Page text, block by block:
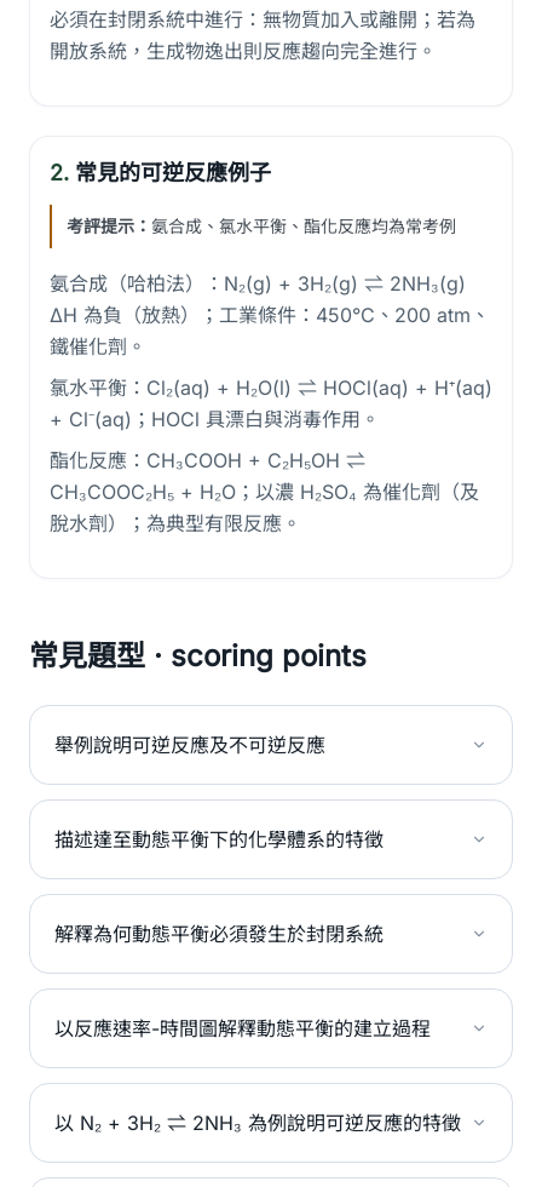
必須在封閉系統中進行：無物質加入或離開；若為
開放系統，生成物逸出則反應趨向完全進行。
2. 常見的可逆反應例子
考評提示： 氨合成、氯水平衡、酯化反應均為常考例
氨合成（哈柏法）：N₂(g) + 3H₂(g) ⇌ 2NH₃(g)
ΔH 為負（放熱）；工業條件：450°C、200 atm、
鐵催化劑。
氯水平衡：Cl₂(aq) + H₂O(l) ⇌ HOCl(aq) + H⁺(aq)
+ Cl⁻(aq)；HOCl 具漂白與消毒作用。
酯化反應：CH₃COOH + C₂H₅OH ⇌
CH₃COOC₂H₅ + H₂O；以濃 H₂SO₄ 為催化劑（及
脫水劑）；為典型有限反應。
常見題型 · scoring points
舉例說明可逆反應及不可逆反應
描述達至動態平衡下的化學體系的特徵
解釋為何動態平衡必須發生於封閉系統
以反應速率-時間圖解釋動態平衡的建立過程
以 N₂ + 3H₂ ⇌ 2NH₃ 為例說明可逆反應的特徵